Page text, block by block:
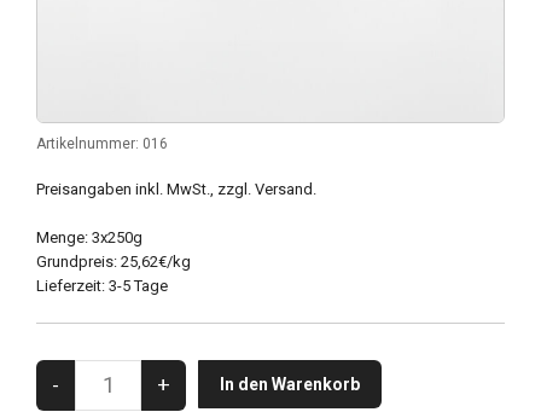
Artikelnummer: 016
Preisangaben inkl. MwSt., zzgl. Versand.
Menge: 3x250g
Grundpreis: 25,62€/kg
Lieferzeit: 3-5 Tage